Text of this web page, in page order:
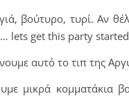
βούτυρο, τυρί. Αν
… lets get this party
αυτό το τιπ της
μικρά κομματάκια